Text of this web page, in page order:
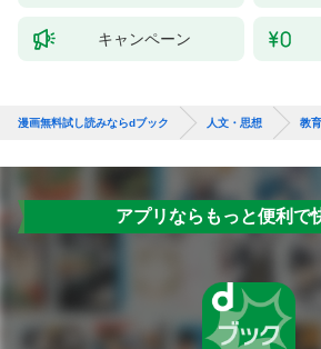
キャンペーン
漫画無料試し読みならdブック 人文・思想 教
アプリならもっと便利で